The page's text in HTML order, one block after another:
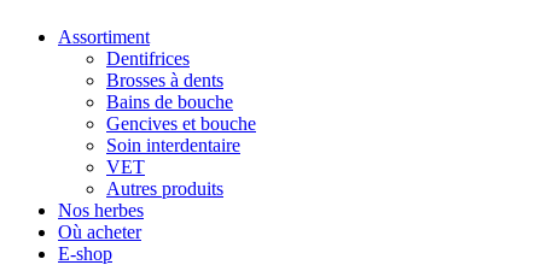
Assortiment
Dentifrices
Brosses à dents
Bains de bouche
Gencives et bouche
Soin interdentaire
VET
Autres produits
Nos herbes
Où acheter
E-shop